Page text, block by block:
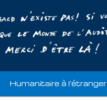
Humanitaire à l’étranger